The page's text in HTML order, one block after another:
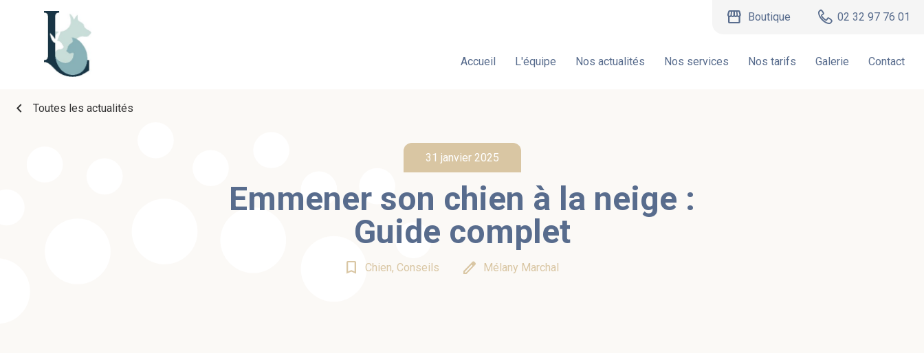
storefront Boutique 02 32 97 76 01
Accueil L'équipe Nos actualités Nos services Nos tarifs Galerie Contact
chevron_left Toutes les actualités
31 janvier 2025
Emmener son chien à la neige​ :
Guide complet
bookmark_border Chien, Conseils edit Mélany Marchal